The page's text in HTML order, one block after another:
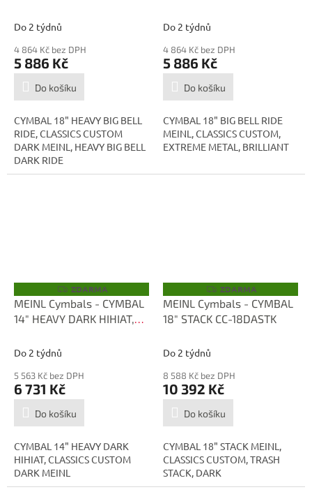
CC18HBBDAR
Do 2 týdnů
4 864 Kč bez DPH
5 886 Kč
Do košíku
CYMBAL 18" HEAVY BIG BELL
RIDE, CLASSICS CUSTOM
DARK MEINL, HEAVY BIG BELL
DARK RIDE
EXTREME METAL,
Do 2 týdnů
4 864 Kč bez DPH
5 886 Kč
Do košíku
CYMBAL 18" BIG BELL RIDE
MEINL, CLASSICS CUSTOM,
EXTREME METAL, BRILLIANT
Z
D
A
R
ZDARMA
MEINL Cymbals - CYMBAL
14" HEAVY DARK HIHIAT,
CC14HDAH
Do 2 týdnů
5 563 Kč bez DPH
6 731 Kč
Do košíku
CYMBAL 14" HEAVY DARK
HIHIAT, CLASSICS CUSTOM
DARK MEINL
Z
D
A
R
ZDARMA
MEINL Cymbals - CYMBAL
18" STACK CC-18DASTK
Do 2 týdnů
8 588 Kč bez DPH
10 392 Kč
Do košíku
CYMBAL 18" STACK MEINL,
CLASSICS CUSTOM, TRASH
STACK, DARK